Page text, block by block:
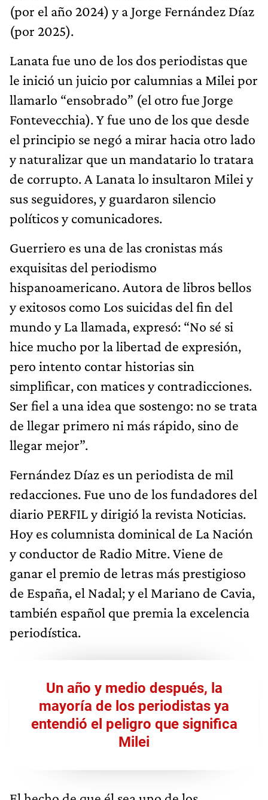
(por el año 2024) y a Jorge Fernández Díaz
(por 2025).
Lanata fue uno de los dos periodistas que
le inició un juicio por calumnias a Milei por
llamarlo “ensobrado” (el otro fue Jorge
Fontevecchia). Y fue uno de los que desde
el principio se negó a mirar hacia otro lado
y naturalizar que un mandatario lo tratara
de corrupto. A Lanata lo insultaron Milei y
sus seguidores, y guardaron silencio
políticos y comunicadores.
Guerriero es una de las cronistas más
exquisitas del periodismo
hispanoamericano. Autora de libros bellos
y exitosos como Los suicidas del fin del
mundo y La llamada, expresó: “No sé si
hice mucho por la libertad de expresión,
pero intento contar historias sin
simplificar, con matices y contradicciones.
Ser fiel a una idea que sostengo: no se trata
de llegar primero ni más rápido, sino de
llegar mejor”.
Fernández Díaz es un periodista de mil
redacciones. Fue uno de los fundadores del
diario PERFIL y dirigió la revista Noticias.
Hoy es columnista dominical de La Nación
y conductor de Radio Mitre. Viene de
ganar el premio de letras más prestigioso
de España, el Nadal; y el Mariano de Cavia,
también español que premia la excelencia
periodística.
Un año y medio después, la
mayoría de los periodistas ya
entendió el peligro que significa
Milei